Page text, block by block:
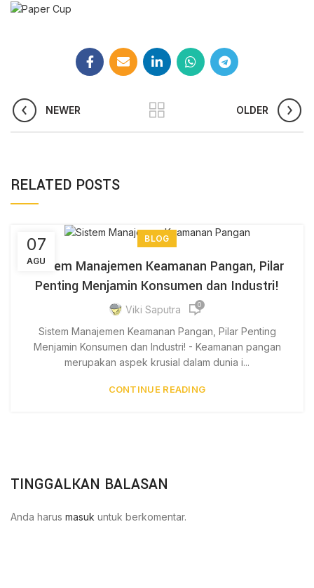
NEWER OLDER
RELATED POSTS
07
AGU
BLOG
Sistem Manajemen Keamanan Pangan, Pilar
Penting Menjamin Konsumen dan Industri!
Viki Saputra 0
Sistem Manajemen Keamanan Pangan, Pilar Penting
Menjamin Konsumen dan Industri! - Keamanan pangan
merupakan aspek krusial dalam dunia i...
CONTINUE READING
TINGGALKAN BALASAN
Anda harus masuk untuk berkomentar.